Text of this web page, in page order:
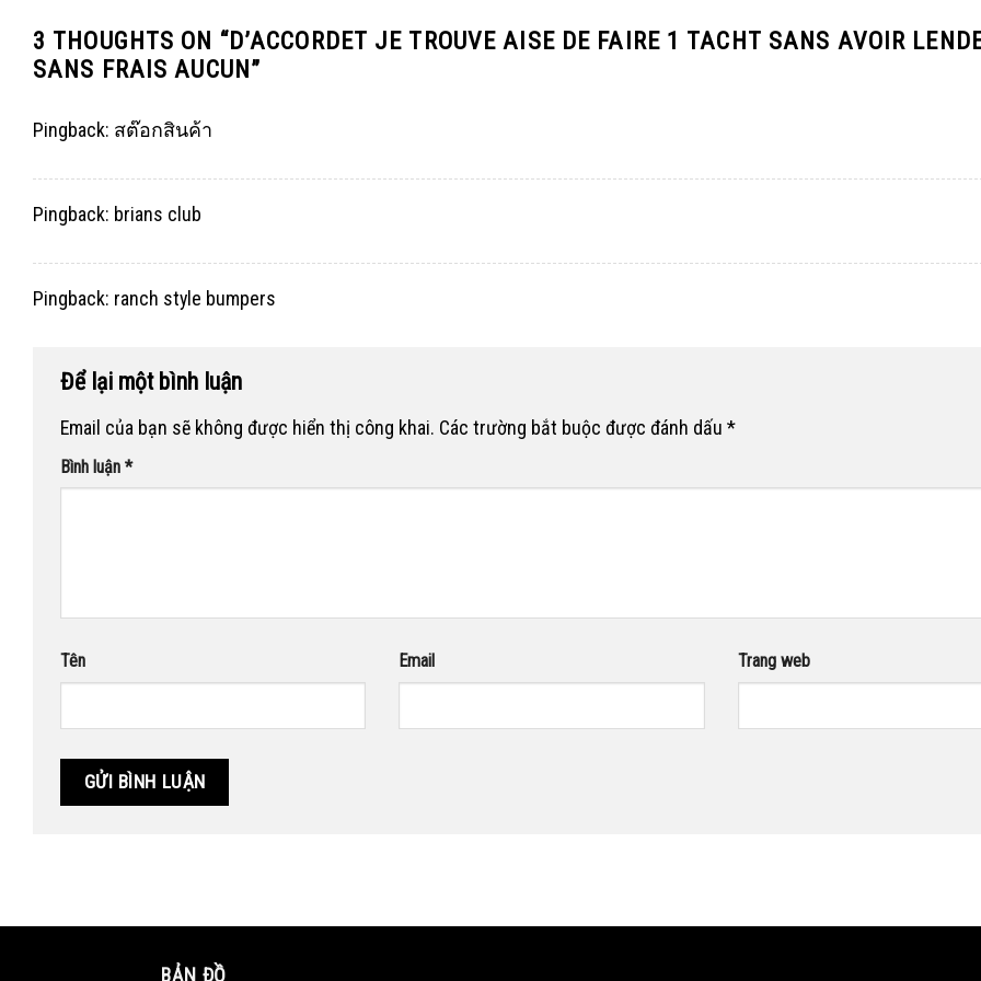
3 THOUGHTS ON “D’ACCORDET JE TROUVE AISE DE FAIRE 1 TACHT SANS AVOIR
SANS FRAIS AUCUN”
Pingback: สต๊อกสินค้า
Pingback: brians club
Pingback: ranch style bumpers
Để lại một bình luận
Email của bạn sẽ không được hiển thị công khai. Các trường bắt buộc được đánh dấu *
Bình luận *
Tên Email Trang web
BẢN ĐỒ